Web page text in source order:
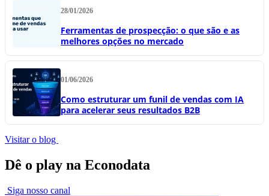
28/01/2026
Ferramentas de prospecção: o que são e as
melhores opções no mercado
01/06/2026
Como estruturar um funil de vendas com IA
para acelerar seus resultados B2B
Visitar o blog
Dê o play na Econodata
Siga nosso canal